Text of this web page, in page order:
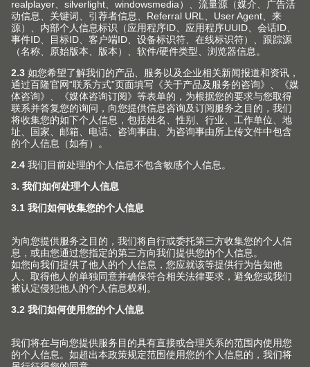
了解更多
SPACE TOWER 高柜内抽
实用的储物柜带来舒适的取物方式。
了解更多